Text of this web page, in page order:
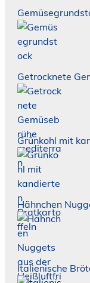
Getrocknete
Grünkohl mit
Hähnchen
Italienische